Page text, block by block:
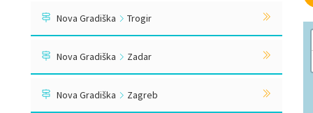
Nova Gradiška Trogir
Nova Gradiška Zadar
Nova Gradiška Zagreb